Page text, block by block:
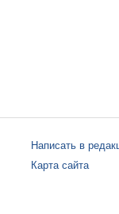
Написать в
Карта сайта